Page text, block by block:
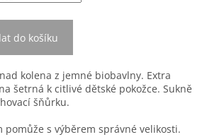
do košíku
kolena z jemné biobavlny. Extra
šetrná k citlivé dětské pokožce. Sukně
šňůrku.
pomůže s výběrem správné velikosti.